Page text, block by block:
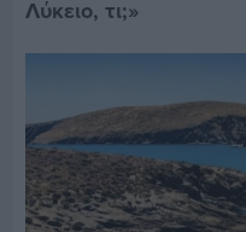
Λύκειο, τι;»